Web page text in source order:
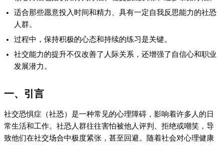
适合那些愿意投入时间和精力、具有一定自我反思能力的社恐
人群。
过程中，保持积极的心态和持续的练习是关键。
社交能力的提升不仅改善了人际关系，还增强了自信心和职业
发展潜力。
一、引言
社交恐惧症（社恐）是一种常见的心理障碍，影响着许多人的日
常生活和工作。社恐人群往往害怕被他人评判、拒绝或嘲笑，导
致他们在社交场合中极度紧张，甚至回避。随着社会对心理健康